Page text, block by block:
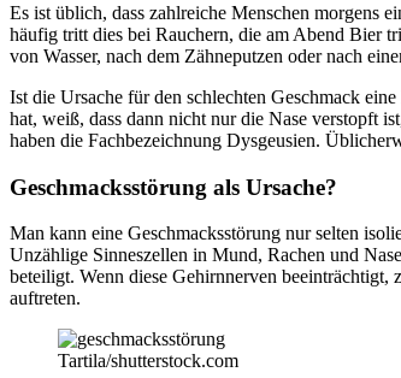
Es ist üblich, dass zahlreiche Menschen morgens
häufig tritt dies bei Rauchern, die am Abend Bier
von Wasser, nach dem Zähneputzen oder nach
Ist die Ursache für den schlechten Geschmack
hat, weiß, dass dann nicht nur die Nase verstopft
haben die Fachbezeichnung Dysgeusien.
Geschmacksstörung als Ursache?
Man kann eine Geschmacksstörung nur selten
Unzählige Sinneszellen in Mund, Rachen und
beteiligt. Wenn diese Gehirnnerven beeinträchtigt,
auftreten.
Tartila/shutterstock.com